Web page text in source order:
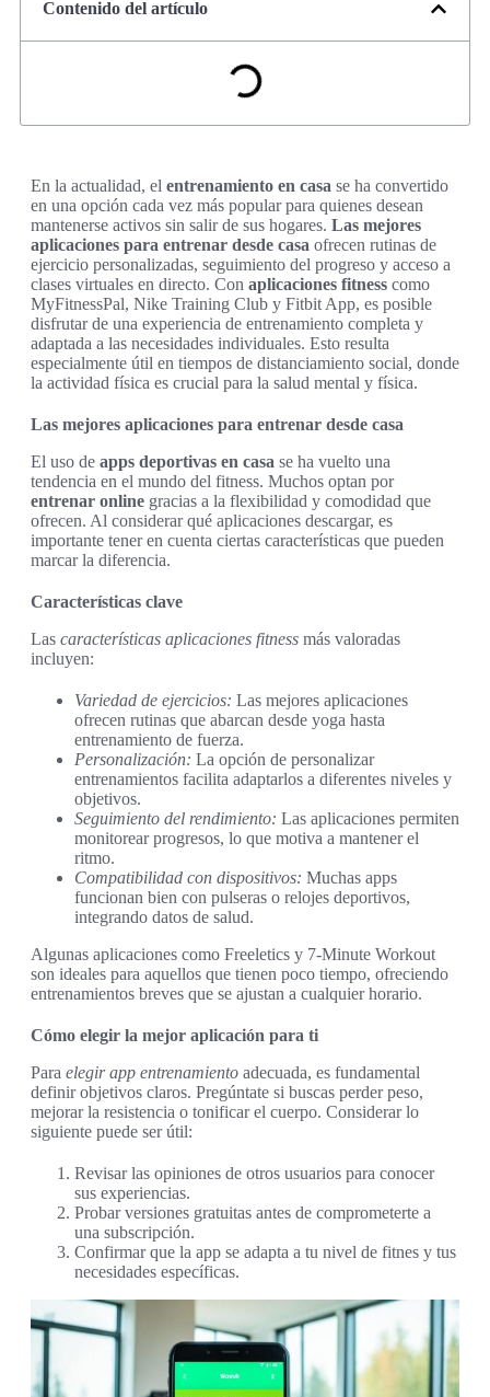
Contenido del artículo
En la actualidad, el entrenamiento en casa se ha convertido
en una opción cada vez más popular para quienes desean
mantenerse activos sin salir de sus hogares. Las mejores
aplicaciones para entrenar desde casa ofrecen rutinas de
ejercicio personalizadas, seguimiento del progreso y acceso a
clases virtuales en directo. Con aplicaciones fitness como
MyFitnessPal, Nike Training Club y Fitbit App, es posible
disfrutar de una experiencia de entrenamiento completa y
adaptada a las necesidades individuales. Esto resulta
especialmente útil en tiempos de distanciamiento social, donde
la actividad física es crucial para la salud mental y física.
Las mejores aplicaciones para entrenar desde casa
El uso de apps deportivas en casa se ha vuelto una
tendencia en el mundo del fitness. Muchos optan por
entrenar online gracias a la flexibilidad y comodidad que
ofrecen. Al considerar qué aplicaciones descargar, es
importante tener en cuenta ciertas características que pueden
marcar la diferencia.
Características clave
Las características aplicaciones fitness más valoradas
incluyen:
Variedad de ejercicios: Las mejores aplicaciones
ofrecen rutinas que abarcan desde yoga hasta
entrenamiento de fuerza.
Personalización: La opción de personalizar
entrenamientos facilita adaptarlos a diferentes niveles y
objetivos.
Seguimiento del rendimiento: Las aplicaciones permiten
monitorear progresos, lo que motiva a mantener el
ritmo.
Compatibilidad con dispositivos: Muchas apps
funcionan bien con pulseras o relojes deportivos,
integrando datos de salud.
Algunas aplicaciones como Freeletics y 7-Minute Workout
son ideales para aquellos que tienen poco tiempo, ofreciendo
entrenamientos breves que se ajustan a cualquier horario.
Cómo elegir la mejor aplicación para ti
Para elegir app entrenamiento adecuada, es fundamental
definir objetivos claros. Pregúntate si buscas perder peso,
mejorar la resistencia o tonificar el cuerpo. Considerar lo
siguiente puede ser útil:
Revisar las opiniones de otros usuarios para conocer
sus experiencias.
Probar versiones gratuitas antes de comprometerte a
una subscripción.
Confirmar que la app se adapta a tu nivel de fitnes y tus
necesidades específicas.